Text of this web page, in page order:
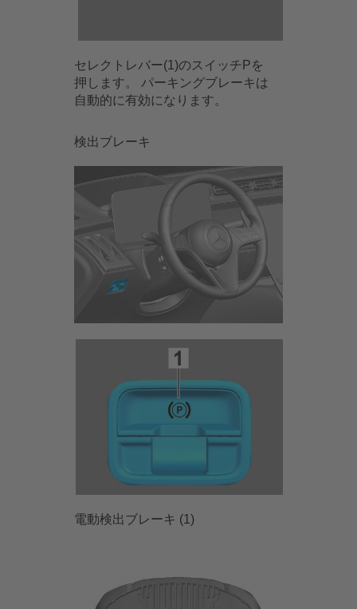
セレクトレバー(1)のスイッチPを
押します。 パーキングブレーキは
自動的に有効になります。
検出ブレーキ
電動検出ブレーキ (1)